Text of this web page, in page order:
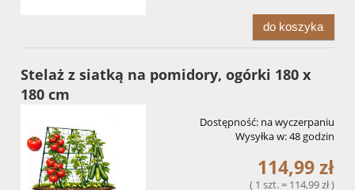
do koszyka
Stelaż z siatką na pomidory, ogórki 180 x
180 cm
Dostępność: na wyczerpaniu
Wysyłka w:48 godzin
114,99 zł
( 1 szt. = 114,99 zł )